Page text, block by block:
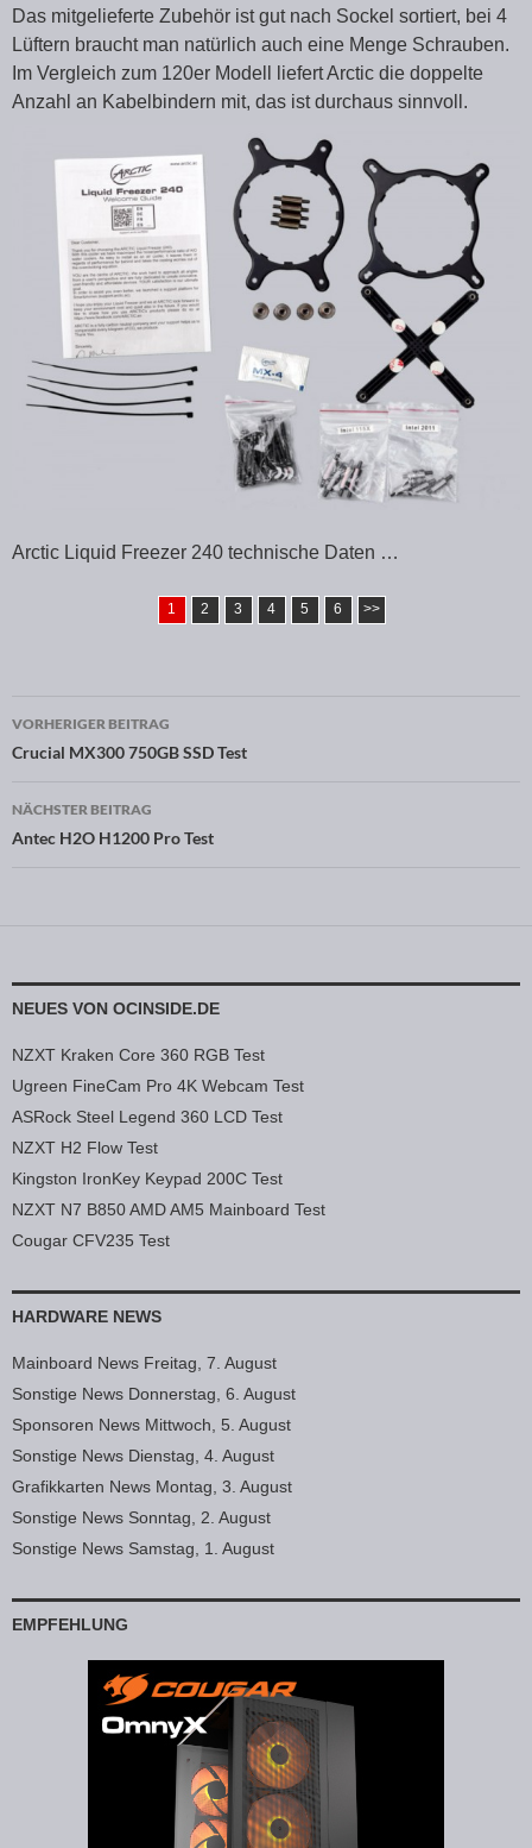
Das mitgelieferte Zubehör ist gut nach Sockel sortiert, bei 4
Lüftern braucht man natürlich auch eine Menge Schrauben.
Im Vergleich zum 120er Modell liefert Arctic die doppelte
Anzahl an Kabelbindern mit, das ist durchaus sinnvoll.
Arctic Liquid Freezer 240 technische Daten …
1 2 3 4 5 6 >>
Beitragsnavigation
VORHERIGER BEITRAG
Crucial MX300 750GB SSD Test
NÄCHSTER BEITRAG
Antec H2O H1200 Pro Test
NEUES VON OCINSIDE.DE
NZXT Kraken Core 360 RGB Test
Ugreen FineCam Pro 4K Webcam Test
ASRock Steel Legend 360 LCD Test
NZXT H2 Flow Test
Kingston IronKey Keypad 200C Test
NZXT N7 B850 AMD AM5 Mainboard Test
Cougar CFV235 Test
HARDWARE NEWS
Mainboard News Freitag, 7. August
Sonstige News Donnerstag, 6. August
Sponsoren News Mittwoch, 5. August
Sonstige News Dienstag, 4. August
Grafikkarten News Montag, 3. August
Sonstige News Sonntag, 2. August
Sonstige News Samstag, 1. August
EMPFEHLUNG